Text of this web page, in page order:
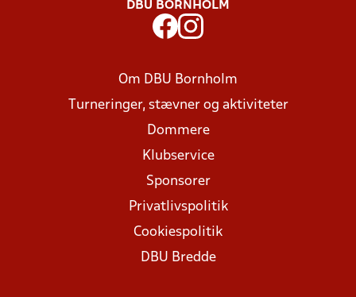
DBU BORNHOLM
Om DBU Bornholm
Turneringer, stævner og aktiviteter
Dommere
Klubservice
Sponsorer
Privatlivspolitik
Cookiespolitik
DBU Bredde